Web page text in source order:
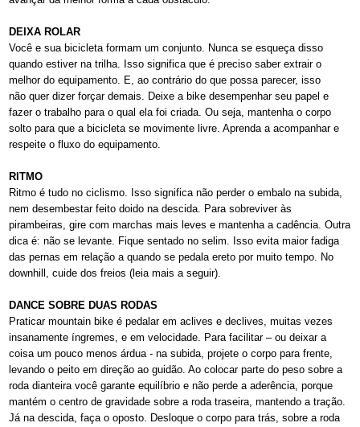
DEIXA ROLAR
Você e sua bicicleta formam um conjunto. Nunca se esqueça disso
quando estiver na trilha. Isso significa que é preciso saber extrair o
melhor do equipamento. E, ao contrário do que possa parecer, isso
não quer dizer forçar demais. Deixe a bike desempenhar seu papel e
fazer o trabalho para o qual ela foi criada. Ou seja, mantenha o corpo
solto para que a bicicleta se movimente livre. Aprenda a acompanhar e
respeite o fluxo do equipamento.
RITMO
Ritmo é tudo no ciclismo. Isso significa não perder o embalo na subida,
nem desembestar feito doido na descida. Para sobreviver às
pirambeiras, gire com marchas mais leves e mantenha a cadência. Outra
dica é: não se levante. Fique sentado no selim. Isso evita maior fadiga
das pernas em relação a quando se pedala ereto por muito tempo. No
downhill, cuide dos freios (leia mais a seguir).
DANCE SOBRE DUAS RODAS
Praticar mountain bike é pedalar em aclives e declives, muitas vezes
insanamente íngremes, e em velocidade. Para facilitar – ou deixar a
coisa um pouco menos árdua - na subida, projete o corpo para frente,
levando o peito em direção ao guidão. Ao colocar parte do peso sobre a
roda dianteira você garante equilíbrio e não perde a aderência, porque
mantém o centro de gravidade sobre a roda traseira, mantendo a tração.
Já na descida, faça o oposto. Desloque o corpo para trás, sobre a roda